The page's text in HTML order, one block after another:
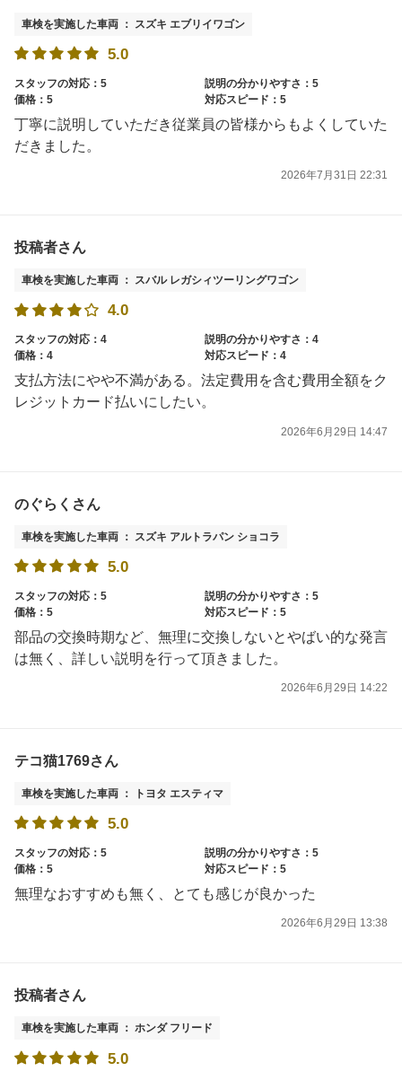
車検を実施した車両 ： スズキ エブリイワゴン
5.0
スタッフの対応：5
説明の分かりやすさ：5
価格：5
対応スピード：5
丁寧に説明していただき従業員の皆様からもよくしていた
だきました。
2026年7月31日 22:31
投稿者さん
車検を実施した車両 ： スバル レガシィツーリングワゴン
4.0
スタッフの対応：4
説明の分かりやすさ：4
価格：4
対応スピード：4
支払方法にやや不満がある。法定費用を含む費用全額をク
レジットカード払いにしたい。
2026年6月29日 14:47
のぐらくさん
車検を実施した車両 ： スズキ アルトラパン ショコラ
5.0
スタッフの対応：5
説明の分かりやすさ：5
価格：5
対応スピード：5
部品の交換時期など、無理に交換しないとやばい的な発言
は無く、詳しい説明を行って頂きました。
2026年6月29日 14:22
テコ猫1769さん
車検を実施した車両 ： トヨタ エスティマ
5.0
スタッフの対応：5
説明の分かりやすさ：5
価格：5
対応スピード：5
無理なおすすめも無く、とても感じが良かった
2026年6月29日 13:38
投稿者さん
車検を実施した車両 ： ホンダ フリード
5.0